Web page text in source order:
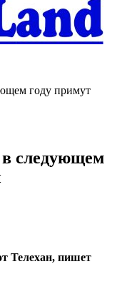
году примут
следующем
Телехан, пишет